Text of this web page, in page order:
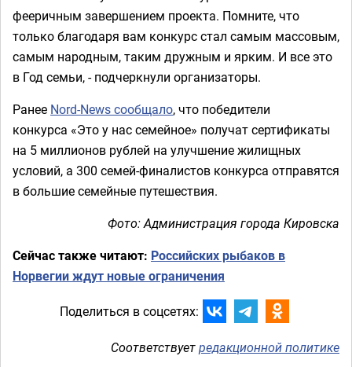
фееричным завершением проекта. Помните, что
только благодаря вам конкурс стал самым массовым,
самым народным, таким дружным и ярким. И все это
в Год семьи, - подчеркнули организаторы.
Ранее Nord-News сообщало, что победители
конкурса «Это у нас семейное» получат сертификаты
на 5 миллионов рублей на улучшение жилищных
условий, а 300 семей-финалистов конкурса отправятся
в большие семейные путешествия.
Фото: Администрация города Кировска
Сейчас также читают: Российских рыбаков в
Норвегии ждут новые ограничения
Поделиться в соцсетях:
Соответствуетредакционной политике